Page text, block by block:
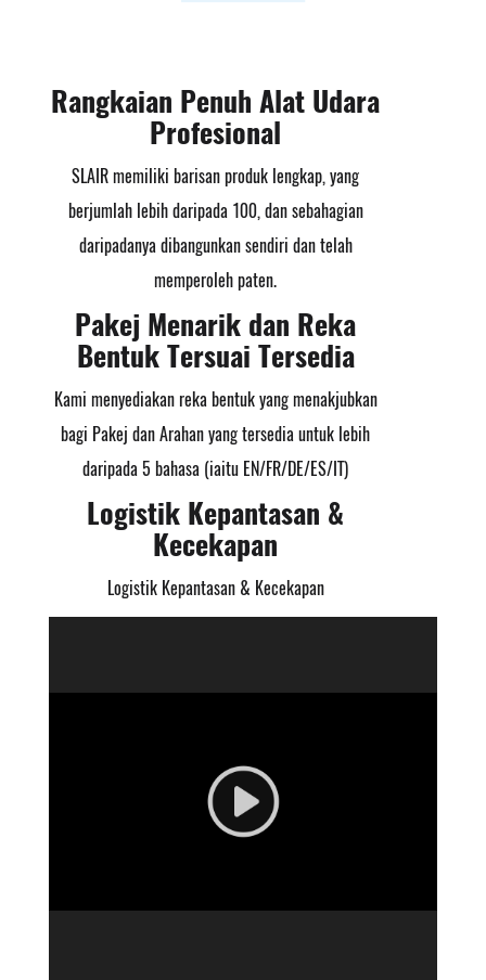
Rangkaian Penuh Alat Udara
Profesional
SLAIR memiliki barisan produk lengkap, yang
berjumlah lebih daripada 100, dan sebahagian
daripadanya dibangunkan sendiri dan telah
memperoleh paten.
Pakej Menarik dan Reka
Bentuk Tersuai Tersedia
Kami menyediakan reka bentuk yang menakjubkan
bagi Pakej dan Arahan yang tersedia untuk lebih
daripada 5 bahasa (iaitu EN/FR/DE/ES/IT)
Logistik Kepantasan &
Kecekapan
Logistik Kepantasan & Kecekapan